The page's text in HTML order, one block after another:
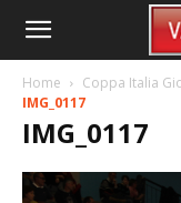
Home
Coppa Italia
IMG_0117
IMG_0117